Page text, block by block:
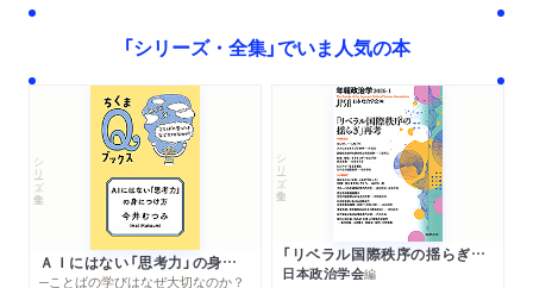
「シリーズ・全集」でいま人気の本
シリーズ・全集
ＡＩにはない「思考力」の身につけ方
─ことばの学びはなぜ大切なのか？
シリーズ・全集
「リベラル国際秩序の揺らぎ」再考 年報政治学２０２６‐Ⅰ
日本政治学会編